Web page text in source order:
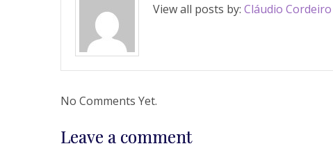
View all posts by: Cláudio Cordeiro
No Comments Yet.
Leave a comment